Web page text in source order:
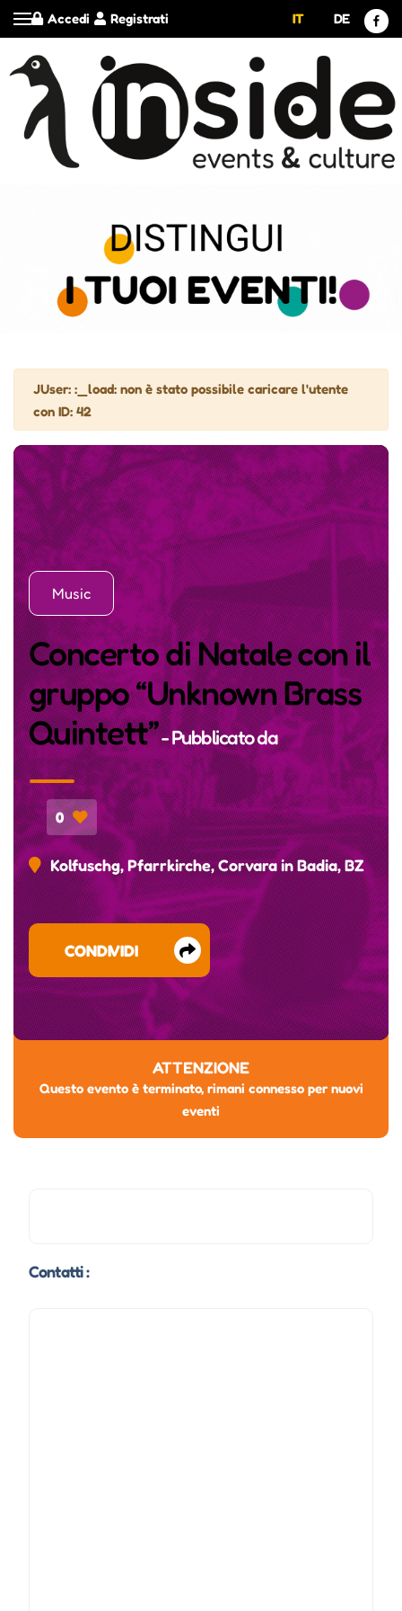
Registrati
Accedi IT DE
Attenzione
JUser: :_load: non è stato possibile caricare l'utente
con ID: 42
Music
Concerto di Natale con il
gruppo “Unknown Brass
Quintett”- Pubblicato da
0
Kolfuschg, Pfarrkirche, Corvara in Badia, BZ
CONDIVIDI
ATTENZIONE
Questo evento è terminato, rimani connesso per nuovi
eventi
Contatti :